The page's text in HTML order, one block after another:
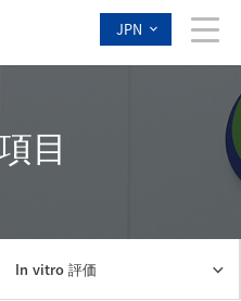
JPN
目
In vitro 評価